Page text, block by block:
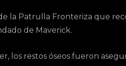
la Patrulla Fronteriza que
de Maverick.
los restos óseos fueron